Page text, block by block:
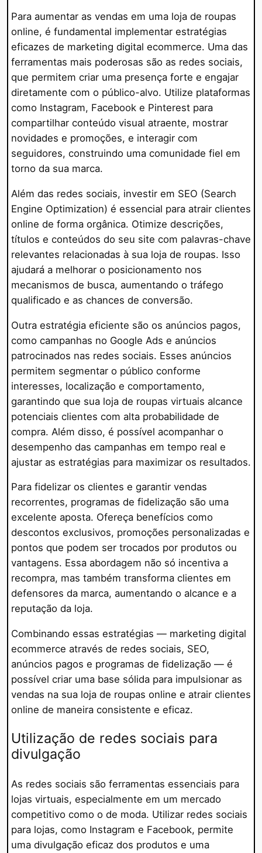
Para aumentar as vendas em uma loja de roupas
online, é fundamental implementar estratégias
eficazes de marketing digital ecommerce. Uma das
ferramentas mais poderosas são as redes sociais,
que permitem criar uma presença forte e engajar
diretamente com o público-alvo. Utilize plataformas
como Instagram, Facebook e Pinterest para
compartilhar conteúdo visual atraente, mostrar
novidades e promoções, e interagir com
seguidores, construindo uma comunidade fiel em
torno da sua marca.
Além das redes sociais, investir em SEO (Search
Engine Optimization) é essencial para atrair clientes
online de forma orgânica. Otimize descrições,
títulos e conteúdos do seu site com palavras-chave
relevantes relacionadas à sua loja de roupas. Isso
ajudará a melhorar o posicionamento nos
mecanismos de busca, aumentando o tráfego
qualificado e as chances de conversão.
Outra estratégia eficiente são os anúncios pagos,
como campanhas no Google Ads e anúncios
patrocinados nas redes sociais. Esses anúncios
permitem segmentar o público conforme
interesses, localização e comportamento,
garantindo que sua loja de roupas virtuais alcance
potenciais clientes com alta probabilidade de
compra. Além disso, é possível acompanhar o
desempenho das campanhas em tempo real e
ajustar as estratégias para maximizar os resultados.
Para fidelizar os clientes e garantir vendas
recorrentes, programas de fidelização são uma
excelente aposta. Ofereça benefícios como
descontos exclusivos, promoções personalizadas e
pontos que podem ser trocados por produtos ou
vantagens. Essa abordagem não só incentiva a
recompra, mas também transforma clientes em
defensores da marca, aumentando o alcance e a
reputação da loja.
Combinando essas estratégias — marketing digital
ecommerce através de redes sociais, SEO,
anúncios pagos e programas de fidelização — é
possível criar uma base sólida para impulsionar as
vendas na sua loja de roupas online e atrair clientes
online de maneira consistente e eficaz.
Utilização de redes sociais para
divulgação
As redes sociais são ferramentas essenciais para
lojas virtuais, especialmente em um mercado
competitivo como o de moda. Utilizar redes sociais
para lojas, como Instagram e Facebook, permite
uma divulgação eficaz dos produtos e uma